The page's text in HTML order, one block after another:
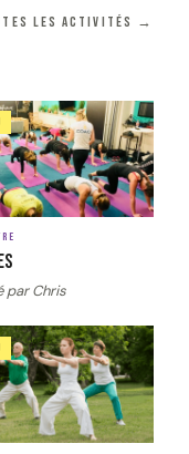
les activités →
par Chris